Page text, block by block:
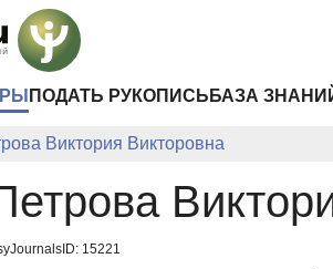
ПОДАТЬ РУКОПИСЬ БАЗА
Виктория Викторовна
15221